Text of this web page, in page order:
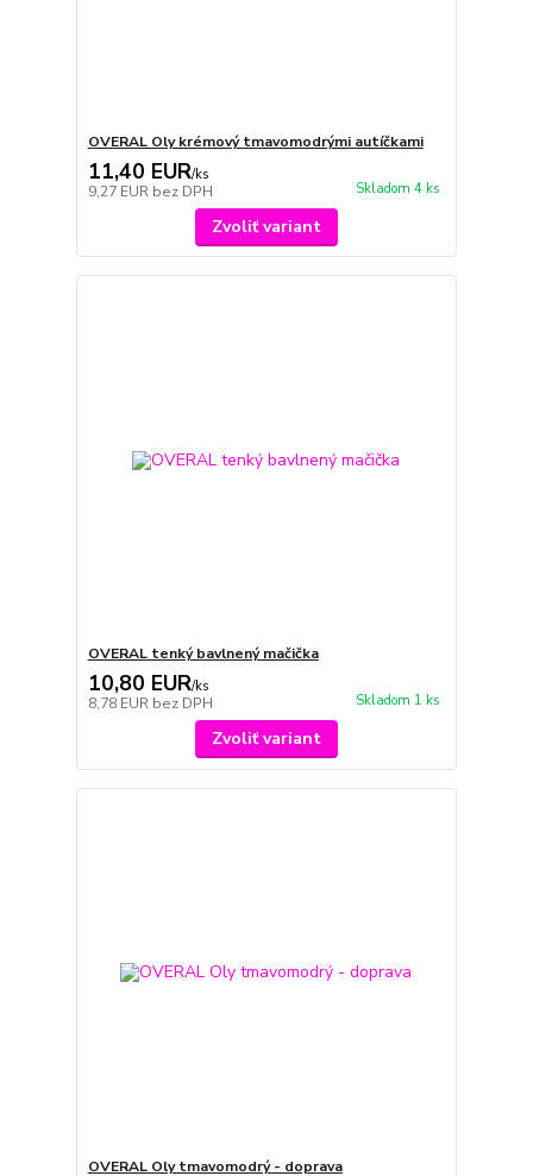
OVERAL Oly krémový tmavomodrými autíčkami
11,40 EUR/ks
9,27 EUR bez DPH Skladom 4 ks
Zvoliť variant
OVERAL tenký bavlnený mačička
10,80 EUR/ks
8,78 EUR bez DPH Skladom 1 ks
Zvoliť variant
OVERAL Oly tmavomodrý - doprava